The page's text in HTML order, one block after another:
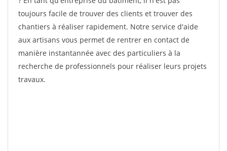
toujours facile de trouver des clients et trouver des
chantiers à réaliser rapidement. Notre service d'aide
aux artisans vous permet de rentrer en contact de
manière instantannée avec des particuliers à la
recherche de professionnels pour réaliser leurs projets
travaux.